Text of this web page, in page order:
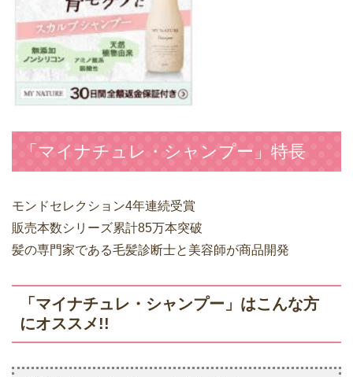
「マイナチュレ・シャンプー」特長
モンドセレクション4年連続受賞
販売本数シリーズ累計85万本突破
髪の専門家である毛髪診断士と美容師が商品開発
「マイナチュレ・シャンプー」はこんな方
にオススメ!!